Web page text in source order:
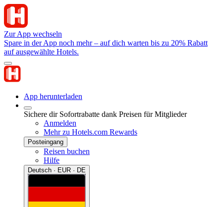
Zur App wechseln
Spare in der App noch mehr – auf dich warten bis zu 20% Rabatt
auf ausgewählte Hotels.
App herunterladen
Sichere dir Sofortrabatte dank Preisen für Mitglieder
Anmelden
Mehr zu Hotels.com Rewards
Posteingang
Reisen buchen
Hilfe
Deutsch · EUR · DE